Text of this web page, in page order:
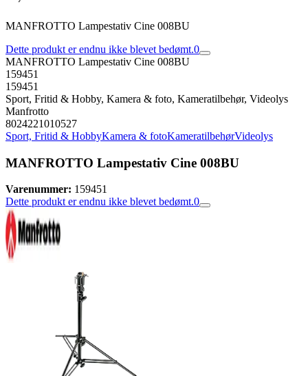
MANFROTTO Lampestativ Cine 008BU
Dette produkt er endnu ikke blevet bedømt.0
MANFROTTO Lampestativ Cine 008BU
159451
159451
Sport, Fritid & Hobby, Kamera & foto, Kameratilbehør, Videolys
Manfrotto
8024221010527
Sport, Fritid & HobbyKamera & fotoKameratilbehørVideolys
MANFROTTO Lampestativ Cine 008BU
Varenummer: 159451
Dette produkt er endnu ikke blevet bedømt.0